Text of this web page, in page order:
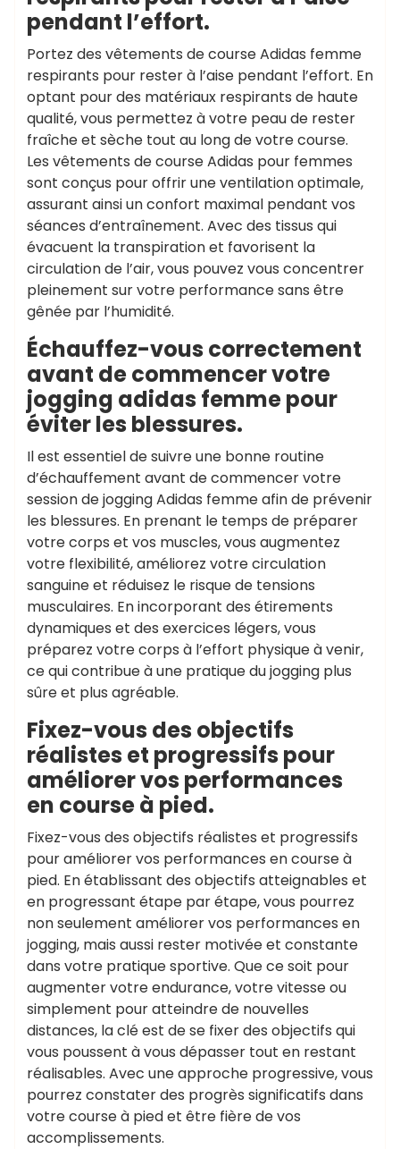
pendant l’effort.
Portez des vêtements de course Adidas femme
respirants pour rester à l’aise pendant l’effort. En
optant pour des matériaux respirants de haute
qualité, vous permettez à votre peau de rester
fraîche et sèche tout au long de votre course.
Les vêtements de course Adidas pour femmes
sont conçus pour offrir une ventilation optimale,
assurant ainsi un confort maximal pendant vos
séances d’entraînement. Avec des tissus qui
évacuent la transpiration et favorisent la
circulation de l’air, vous pouvez vous concentrer
pleinement sur votre performance sans être
gênée par l’humidité.
Échauffez-vous correctement
avant de commencer votre
jogging adidas femme pour
éviter les blessures.
Il est essentiel de suivre une bonne routine
d’échauffement avant de commencer votre
session de jogging Adidas femme afin de prévenir
les blessures. En prenant le temps de préparer
votre corps et vos muscles, vous augmentez
votre flexibilité, améliorez votre circulation
sanguine et réduisez le risque de tensions
musculaires. En incorporant des étirements
dynamiques et des exercices légers, vous
préparez votre corps à l’effort physique à venir,
ce qui contribue à une pratique du jogging plus
sûre et plus agréable.
Fixez-vous des objectifs
réalistes et progressifs pour
améliorer vos performances
en course à pied.
Fixez-vous des objectifs réalistes et progressifs
pour améliorer vos performances en course à
pied. En établissant des objectifs atteignables et
en progressant étape par étape, vous pourrez
non seulement améliorer vos performances en
jogging, mais aussi rester motivée et constante
dans votre pratique sportive. Que ce soit pour
augmenter votre endurance, votre vitesse ou
simplement pour atteindre de nouvelles
distances, la clé est de se fixer des objectifs qui
vous poussent à vous dépasser tout en restant
réalisables. Avec une approche progressive, vous
pourrez constater des progrès significatifs dans
votre course à pied et être fière de vos
accomplissements.